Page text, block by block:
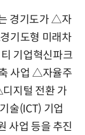
경기도가 △자
기도형 미래차
기업혁신파크
사업 △자율주
지털 전환 가
술(ICT) 기업
사업 등을 추진